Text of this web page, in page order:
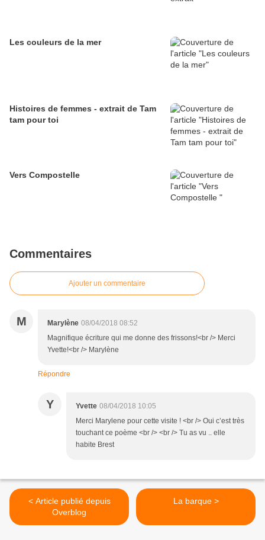
Les couleurs de la mer
Histoires de femmes - extrait de Tam
tam pour toi
Vers Compostelle
Commentaires
Ajouter un commentaire
M Marylène 08/04/2018 08:52
Magnifique écriture qui me donne des frissons!<br /> Merci
Yvette!<br /> Marylène
Répondre
Y Yvette 08/04/2018 10:05
Merci Marylene pour cette visite ! <br /> Oui c’est très
touchant ce poème <br /> <br /> Tu as vu .. elle
habite Brest
< Article publié depuis
Overblog
La barque >